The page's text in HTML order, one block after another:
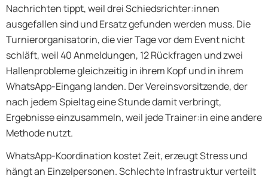
Nachrichten tippt, weil drei Schiedsrichter:innen
ausgefallen sind und Ersatz gefunden werden muss. Die
Turnierorganisatorin, die vier Tage vor dem Event nicht
schläft, weil 40 Anmeldungen, 12 Rückfragen und zwei
Hallenprobleme gleichzeitig in ihrem Kopf und in ihrem
WhatsApp-Eingang landen. Der Vereinsvorsitzende, der
nach jedem Spieltag eine Stunde damit verbringt,
Ergebnisse einzusammeln, weil jede Trainer:in eine andere
Methode nutzt.
WhatsApp-Koordination kostet Zeit, erzeugt Stress und
hängt an Einzelpersonen. Schlechte Infrastruktur verteilt